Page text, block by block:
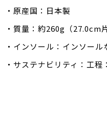
・原産国：日本製
・質量：約260g（27.0cm
・インソール：インソール
・サステナビリティ：工